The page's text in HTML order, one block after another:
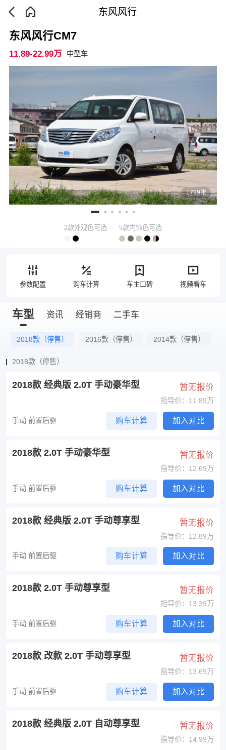
东风风行
1799张
东风风行CM7
11.89-22.99万 中型车
2款外观色可选 5款内饰色可选
参数配置 购车计算 车主口碑 视频看车
车型 资讯 经销商 二手车
2018款（停售） 2016款（停售） 2014款（停售）
2018款（停售）
2018款 经典版 2.0T 手动豪华型 暂无报价
指导价：11.89万
手动 前置后驱 购车计算 加入对比
2018款 2.0T 手动豪华型 暂无报价
指导价：12.69万
手动 前置后驱 购车计算 加入对比
2018款 经典版 2.0T 手动尊享型 暂无报价
指导价：12.89万
手动 前置后驱 购车计算 加入对比
2018款 2.0T 手动尊享型 暂无报价
指导价：13.39万
手动 前置后驱 购车计算 加入对比
2018款 改款 2.0T 手动尊享型 暂无报价
指导价：13.69万
手动 前置后驱 购车计算 加入对比
2018款 经典版 2.0T 自动尊享型 暂无报价
指导价：14.99万